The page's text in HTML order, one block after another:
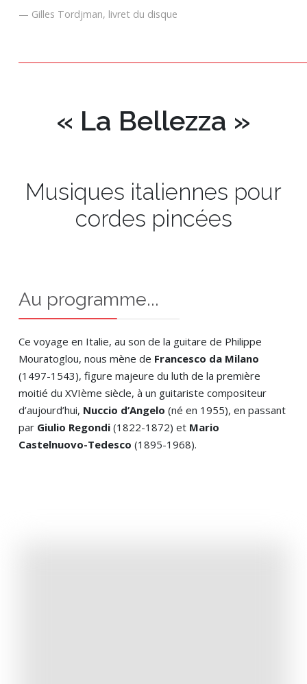
Gilles Tordjman, livret du disque
« La Bellezza »
Musiques italiennes pour
cordes pincées
Au programme...
Ce voyage en Italie, au son de la guitare de Philippe
Mouratoglou, nous mène de Francesco da Milano
(1497-1543), figure majeure du luth de la première
moitié du XVIème siècle, à un guitariste compositeur
d’aujourd’hui, Nuccio d’Angelo (né en 1955), en passant
par Giulio Regondi (1822-1872) et Mario
Castelnuovo-Tedesco (1895-1968).